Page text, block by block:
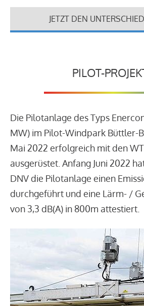
JETZT DEN
PILOT-
Die Pilotanlage des Typs
MW) im Pilot-Windpark Büttler-
Mai 2022 erfolgreich mit den
ausgerüstet. Anfang Juni 2022
DNV die Pilotanlage einen
durchgeführt und eine Lärm- /
von 3,3 dB(A) in 800m attestiert.